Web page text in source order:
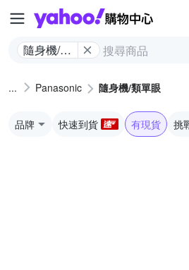
隨身機/類
Panasonic 隨身機/類單眼
品牌 快速到貨 有現貨 挑